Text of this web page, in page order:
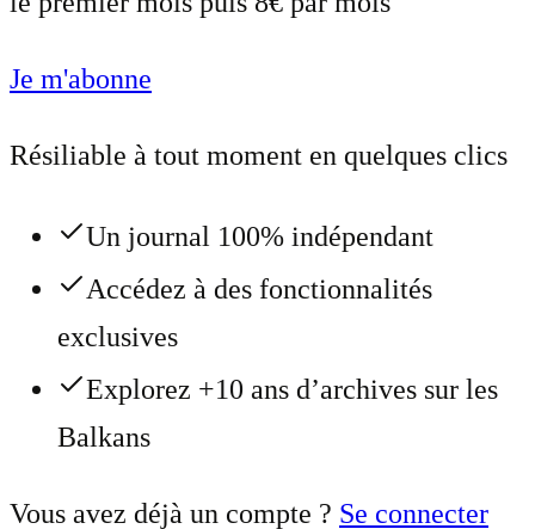
Je m'abonne
Résiliable à tout moment en quelques clics
Un journal 100% indépendant
Accédez à des fonctionnalités
exclusives
Explorez +10 ans d’archives sur les
Balkans
Vous avez déjà un compte ? Se connecter